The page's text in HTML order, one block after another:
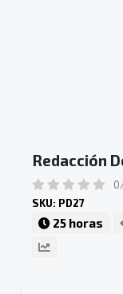
Redacción
SKU: PD27
25 horas